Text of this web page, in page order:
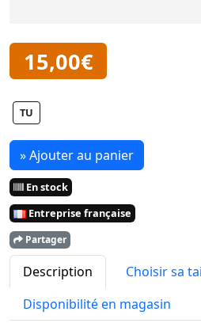
15,00€
TU
» Ajouter au panier
En stock
Entreprise française
Partager
Description
Choisir sa
Disponibilité en magasin